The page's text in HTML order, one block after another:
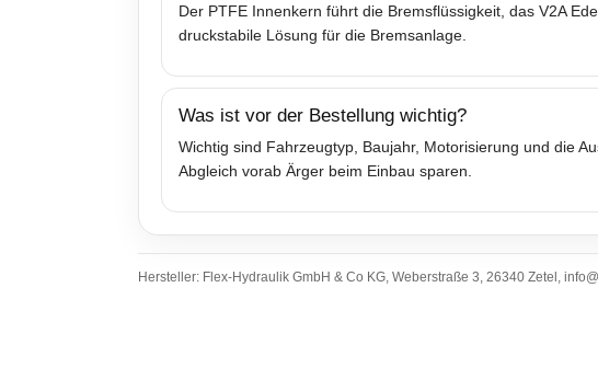
Der PTFE Innenkern führt die Bremsflüssigkeit, das V2A
druckstabile Lösung für die Bremsanlage.
Was ist vor der Bestellung wichtig?
Wichtig sind Fahrzeugtyp, Baujahr, Motorisierung und die
Abgleich vorab Ärger beim Einbau sparen.
Hersteller: Flex-Hydraulik GmbH & Co KG, Weberstraße 3, 26340 Zetel,